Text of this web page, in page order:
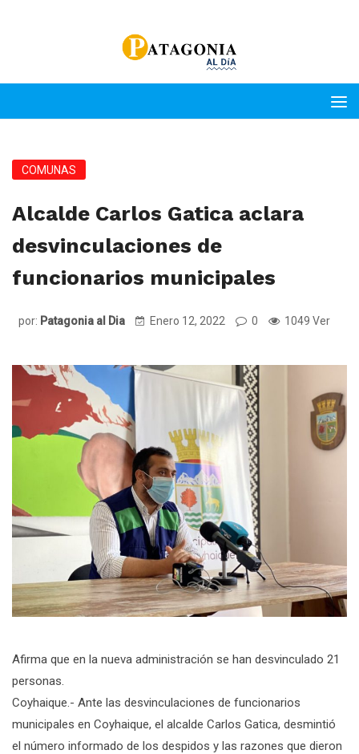
COMUNAS
Alcalde Carlos Gatica aclara
desvinculaciones de
funcionarios municipales
por: Patagonia al Dia Enero 12, 2022 0 1049 Ver
Afirma que en la nueva administración se han desvinculado 21
personas.
Coyhaique.- Ante las desvinculaciones de funcionarios
municipales en Coyhaique, el alcalde Carlos Gatica, desmintió
el número informado de los despidos y las razones que dieron